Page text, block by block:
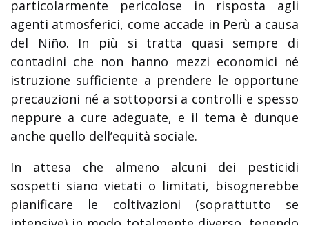
particolarmente pericolose in risposta agli
agenti atmosferici, come accade in Perù a causa
del Niño. In più si tratta quasi sempre di
contadini che non hanno mezzi economici né
istruzione sufficiente a prendere le opportune
precauzioni né a sottoporsi a controlli e spesso
neppure a cure adeguate, e il tema è dunque
anche quello dell’equità sociale.
In attesa che almeno alcuni dei pesticidi
sospetti siano vietati o limitati, bisognerebbe
pianificare le coltivazioni (soprattutto se